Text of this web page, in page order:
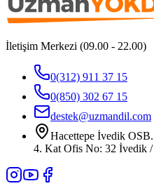
İletişim Merkezi (09.00 - 22.00)
0(312) 911 37 15
0(850) 302 67 15
destek@uzmandil.com
Hacettepe İvedik
4. Kat Ofis No: 32 İvedik